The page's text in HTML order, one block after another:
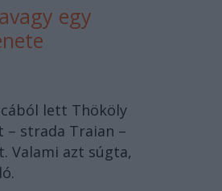
egy
lett Thököly
– strada Traian –
Valami azt súgta,